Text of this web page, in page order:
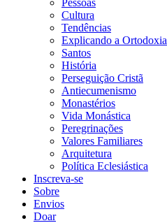
Pessoas
Cultura
Tendências
Explicando a Ortodoxia
Santos
História
Perseguição Cristã
Antiecumenismo
Monastérios
Vida Monástica
Peregrinações
Valores Familiares
Arquitetura
Política Eclesiástica
Inscreva-se
Sobre
Envios
Doar